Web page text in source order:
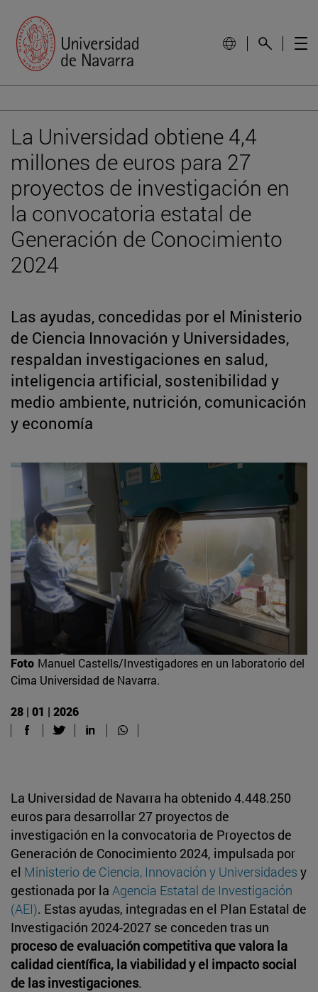
La Universidad obtiene 4,4
millones de euros para 27
proyectos de investigación en
la convocatoria estatal de
Generación de Conocimiento
2024
Las ayudas, concedidas por el Ministerio
de Ciencia Innovación y Universidades,
respaldan investigaciones en salud,
inteligencia artificial, sostenibilidad y
medio ambiente, nutrición, comunicación
y economía
Foto Manuel Castells/Investigadores en un laboratorio del
Cima Universidad de Navarra.
28 | 01 | 2026
La Universidad de Navarra ha obtenido 4.448.250
euros para desarrollar 27 proyectos de
investigación en la convocatoria de Proyectos de
Generación de Conocimiento 2024, impulsada por
el Ministerio de Ciencia, Innovación y Universidades y
gestionada por la Agencia Estatal de Investigación
(AEI). Estas ayudas, integradas en el Plan Estatal de
Investigación 2024-2027 se conceden tras un
proceso de evaluación competitiva que valora la
calidad científica, la viabilidad y el impacto social
de las investigaciones.